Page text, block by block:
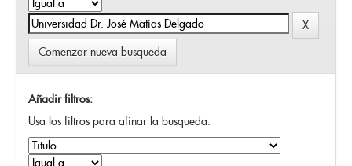
Comenzar nueva busqueda
Añadir filtros:
Usa los filtros para afinar la busqueda.